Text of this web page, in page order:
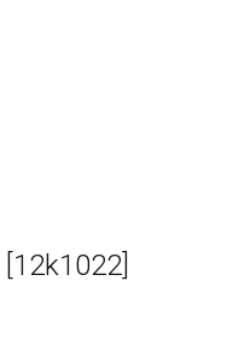
[12k1022]